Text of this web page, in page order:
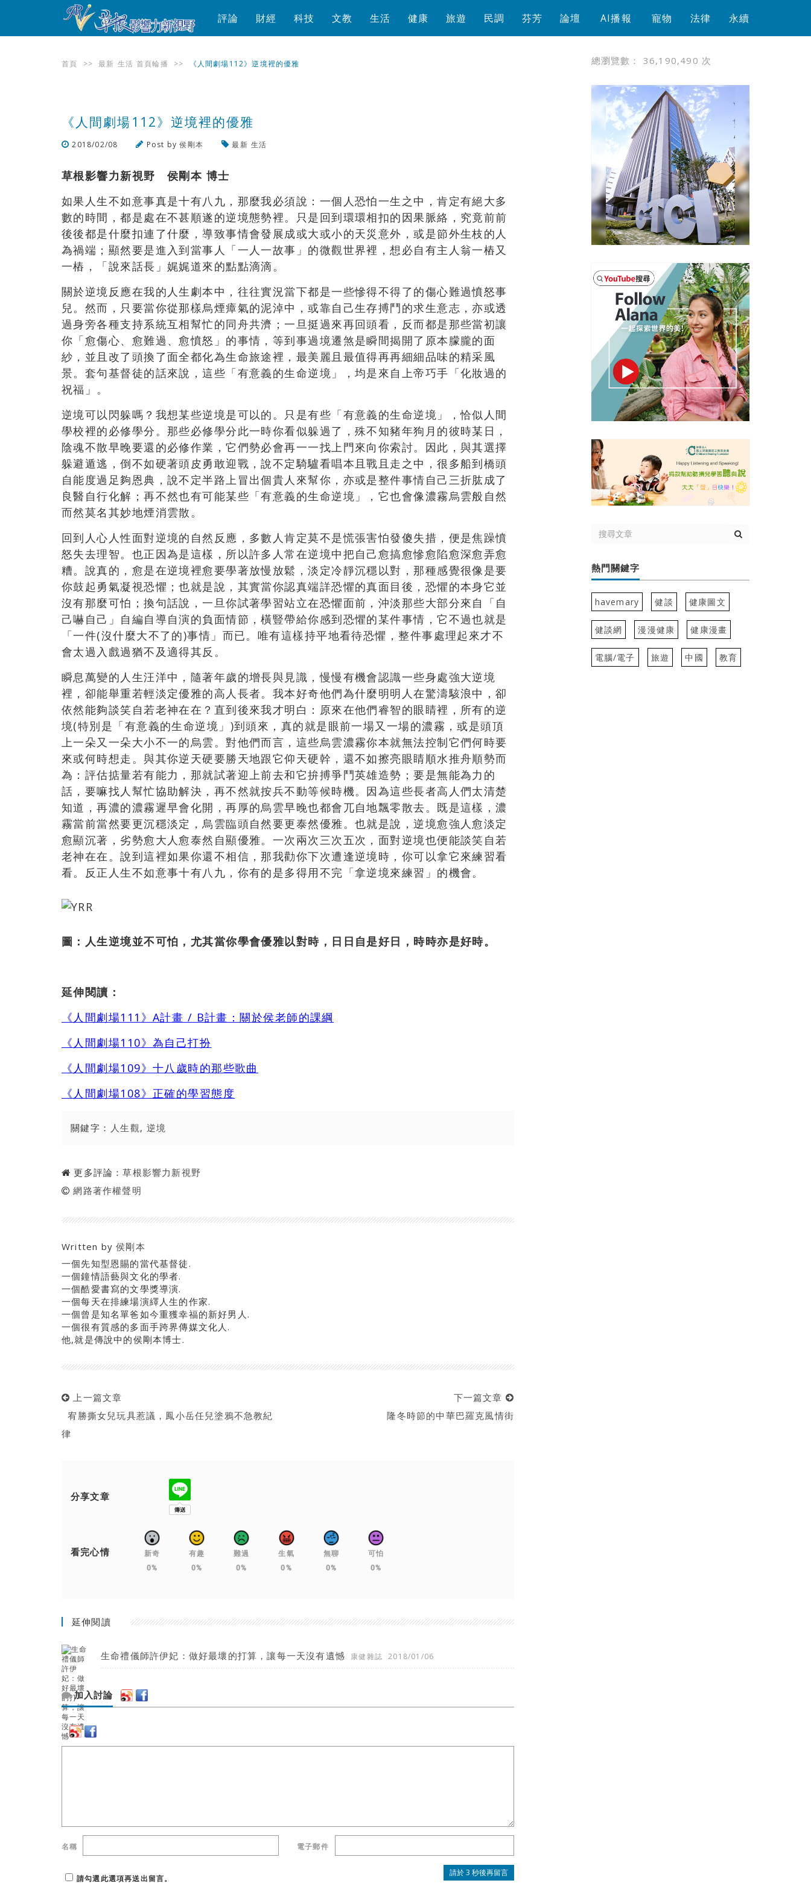
評論 財經 科技 文教 生活 健康 旅遊 民調 芬芳 論壇 AI播報 寵物 法律 永續
首頁 >> 最新 生活 首頁輪播 >> 《人間劇場112》逆境裡的優雅
《人間劇場112》逆境裡的優雅
2018/02/08 Post by侯剛本 最新 生活
草根影響力新視野 侯剛本 博士
如果人生不如意事真是十有八九，那麼我必須說：一個人恐怕一生之中，肯定有絕大多
數的時間，都是處在不甚順遂的逆境態勢裡。只是回到環環相扣的因果脈絡，究竟前前
後後都是什麼扣連了什麼，導致事情會發展成或大或小的天災意外，或是節外生枝的人
為禍端；顯然要是進入到當事人「一人一故事」的微觀世界裡，想必自有主人翁一樁又
一樁，「說來話長」娓娓道來的點點滴滴。
關於逆境反應在我的人生劇本中，往往實況當下都是一些慘得不得了的傷心難過憤怒事
兒。然而，只要當你從那樣烏煙瘴氣的泥淖中，或靠自己生存搏鬥的求生意志，亦或透
過身旁各種支持系統互相幫忙的同舟共濟；一旦挺過來再回頭看，反而都是那些當初讓
你「愈傷心、愈難過、愈憤怒」的事情，等到事過境遷煞是瞬間揭開了原本朦朧的面
紗，並且改了頭換了面全都化為生命旅途裡，最美麗且最值得再再細細品味的精采風
景。套句基督徒的話來說，這些「有意義的生命逆境」，均是來自上帝巧手「化妝過的
祝福」。
逆境可以閃躲嗎？我想某些逆境是可以的。只是有些「有意義的生命逆境」，恰似人間
學校裡的必修學分。那些必修學分此一時你看似躲過了，殊不知豬年狗月的彼時某日，
陰魂不散早晚要還的必修作業，它們勢必會再一一找上門來向你索討。因此，與其選擇
躲避遁逃，倒不如硬著頭皮勇敢迎戰，說不定騎驢看唱本且戰且走之中，很多船到橋頭
自能度過足夠恩典，說不定半路上冒出個貴人來幫你，亦或是整件事情自己三折肱成了
良醫自行化解；再不然也有可能某些「有意義的生命逆境」，它也會像濃霧烏雲般自然
而然莫名其妙地煙消雲散。
回到人心人性面對逆境的自然反應，多數人肯定莫不是慌張害怕發傻失措，便是焦躁憤
怒失去理智。也正因為是這樣，所以許多人常在逆境中把自己愈搞愈慘愈陷愈深愈弄愈
糟。說真的，愈是在逆境裡愈要學著放慢放鬆，淡定冷靜沉穩以對，那種感覺很像是要
你鼓起勇氣凝視恐懼；也就是說，其實當你認真端詳恐懼的真面目後，恐懼的本身它並
沒有那麼可怕；換句話說，一旦你試著學習站立在恐懼面前，沖淡那些大部分來自「自
己嚇自己」自編自導自演的負面情節，橫豎帶給你感到恐懼的某件事情，它不過也就是
「一件(沒什麼大不了的)事情」而已。唯有這樣持平地看待恐懼，整件事處理起來才不
會太過入戲過猶不及適得其反。
瞬息萬變的人生汪洋中，隨著年歲的增長與見識，慢慢有機會認識一些身處強大逆境
裡，卻能舉重若輕淡定優雅的高人長者。我本好奇他們為什麼明明人在驚濤駭浪中，卻
依然能夠談笑自若老神在在？直到後來我才明白：原來在他們睿智的眼睛裡，所有的逆
境(特別是「有意義的生命逆境」)到頭來，真的就是眼前一場又一場的濃霧，或是頭頂
上一朵又一朵大小不一的烏雲。對他們而言，這些烏雲濃霧你本就無法控制它們何時要
來或何時想走。與其你逆天硬要勝天地跟它仰天硬幹，還不如擦亮眼睛順水推舟順勢而
為：評估掂量若有能力，那就試著迎上前去和它拚搏爭鬥英雄造勢；要是無能為力的
話，要嘛找人幫忙協助解決，再不然就按兵不動等候時機。因為這些長者高人們太清楚
知道，再濃的濃霧遲早會化開，再厚的烏雲早晚也都會兀自地飄零散去。既是這樣，濃
霧當前當然要更沉穩淡定，烏雲臨頭自然要更泰然優雅。也就是說，逆境愈強人愈淡定
愈顯沉著，劣勢愈大人愈泰然自顯優雅。一次兩次三次五次，面對逆境也便能談笑自若
老神在在。說到這裡如果你還不相信，那我勸你下次遭逢逆境時，你可以拿它來練習看
看。反正人生不如意事十有八九，你有的是多得用不完「拿逆境來練習」的機會。
圖：人生逆境並不可怕，尤其當你學會優雅以對時，日日自是好日，時時亦是好時。
延伸閱讀：
《人間劇場111》A計畫 / B計畫：關於侯老師的課綱
《人間劇場110》為自己打扮
《人間劇場109》十八歲時的那些歌曲
《人間劇場108》正確的學習態度
關鍵字： 人生觀, 逆境
更多評論：草根影響力新視野
網路著作權聲明
Written by侯剛本
一個先知型恩賜的當代基督徒.
一個鐘情語藝與文化的學者.
一個酷愛書寫的文學獎導演.
一個每天在排練場演繹人生的作家.
一個曾是知名單爸如今重獲幸福的新好男人.
一個很有質感的多面手跨界傳媒文化人.
他,就是傳說中的侯剛本博士.
上一篇文章
宥勝撕女兒玩具惹議，鳳小岳任兒塗鴉不急教紀
律
下一篇文章
隆冬時節的中華巴羅克風情街
分享文章
看完心情
新奇
0%
有趣
0%
難過
0%
生氣
0%
無聊
0%
可怕
0%
延伸閱讀
生命禮儀師許伊妃：做好最壞的打算，讓每一天沒有遺憾 康健雜誌 2018/01/06
加入討論
名稱 電子郵件
請勾選此選項再送出留言。
總瀏覽數： 36,190,490 次
熱門關鍵字
havemary 健談 健康圖文
健談網 漫漫健康 健康漫畫
電腦/電子 旅遊 中國 教育